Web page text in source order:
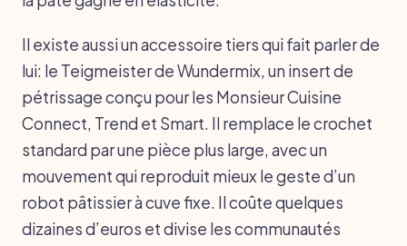
Il existe aussi un accessoire tiers qui fait parler de
lui: le Teigmeister de Wundermix, un insert de
pétrissage conçu pour les Monsieur Cuisine
Connect, Trend et Smart. Il remplace le crochet
standard par une pièce plus large, avec un
mouvement qui reproduit mieux le geste d’un
robot pâtissier à cuve fixe. Il coûte quelques
dizaines d’euros et divise les communautés